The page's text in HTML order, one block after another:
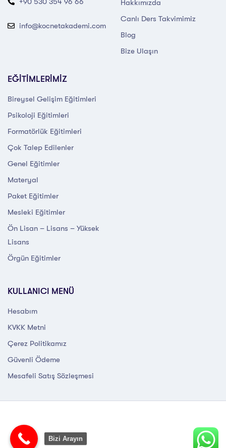
info@kocnetakademi.com
Hakkımızda
Canlı Ders Takvimimiz
Blog
Bize Ulaşın
EĞİTİMLERİMİZ
Bireysel Gelişim Eğitimleri
Psikoloji Eğitimleri
Formatörlük Eğitimleri
Çok Talep Edilenler
Genel Eğitimler
Materyal
Paket Eğitimler
Mesleki Eğitimler
Ön Lisan – Lisans – Yüksek
Lisans
Örgün Eğitimler
KULLANICI MENÜ
Hesabım
KVKK Metni
Çerez Politikamız
Güvenli Ödeme
Mesafeli Satış Sözleşmesi
Bizi Arayın